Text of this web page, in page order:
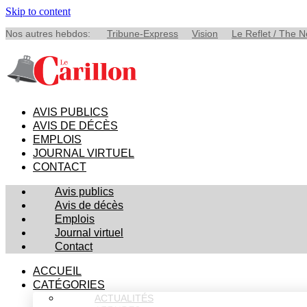
Skip to content
Nos autres hebdos: Tribune-Express Vision Le Reflet / The
AVIS PUBLICS
AVIS DE DÉCÈS
EMPLOIS
JOURNAL VIRTUEL
CONTACT
Avis publics
Avis de décès
Emplois
Journal virtuel
Contact
ACCUEIL
CATÉGORIES
ACTUALITÉS